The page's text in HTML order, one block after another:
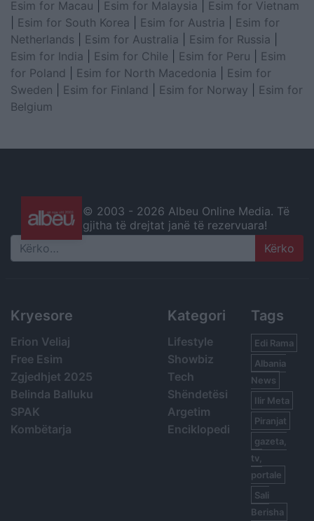
Esim for Macau
Esim for Malaysia
Esim for Vietnam
Esim for South Korea Esim for Austria
Esim for
Netherlands
Esim for Australia Esim for Russia
Esim for India
Esim for Chile Esim for Peru
Esim
for Poland
Esim for North Macedonia
Esim for
Sweden
Esim for Finland Esim for Norway
Esim for
Belgium
© 2003 - 2026 Albeu Online Media. Të
gjitha të drejtat janë të rezervuara!
Search
Kryesore
Erion Veliaj
Free Esim
Zgjedhjet 2025
Belinda Balluku
SPAK
Kombëtarja
Kategori
Lifestyle
Showbiz
Tech
Shëndetësi
Argetim
Enciklopedi
Tags
Edi Rama
Albania
News
Ilir Meta
Piranjat
gazeta,
tv,
portale
Sali
Berisha